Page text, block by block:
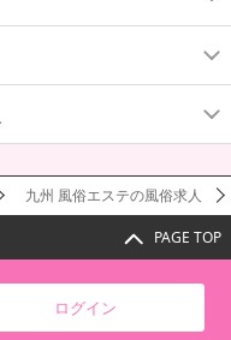
九州 風俗エステの風俗求人
PAGE TOP
ログイン